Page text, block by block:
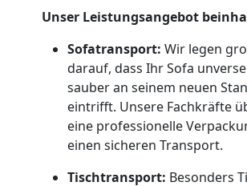
Unser Leistungsangebot
Sofatransport: Wir legen
darauf, dass Ihr Sofa
sauber an seinem neuen
eintrifft. Unsere Fachkräfte
eine professionelle
einen sicheren Transport.
Tischtransport: Besonders
Firmenumzug
Wiener
Neustadt
Büroumzug